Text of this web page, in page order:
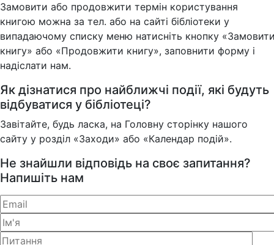
Замовити або продовжити термін користування
книгою можна за тел. або на сайті бібліотеки у
випадаючому списку меню натисніть кнопку
книгу» або «Продовжити книгу», заповнити форму і
надіслати нам.
Як дізнатися про найближчі події, які будуть
відбуватися у бібліотеці?
Завітайте, будь ласка, на Головну сторінку нашого
сайту у розділ «Заходи» або «Календар подій».
Не знайшли відповідь на своє запитання?
Напишіть нам